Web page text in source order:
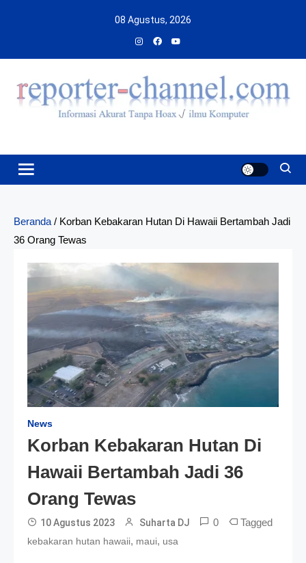
08 Agustus, 2026
Beranda / Korban Kebakaran Hutan Di Hawaii Bertambah Jadi
36 Orang Tewas
News
Korban Kebakaran Hutan Di
Hawaii Bertambah Jadi 36
Orang Tewas
10 Agustus 2023 Suharta DJ 0 Tagged
kebakaran hutan hawaii, maui, usa